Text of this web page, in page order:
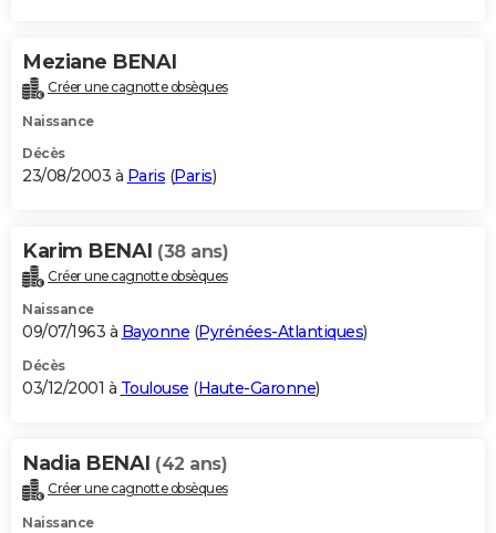
Meziane BENAI
Créer une cagnotte obsèques
Naissance
Décès
23/08/2003 à Paris (Paris)
Karim BENAI (38 ans)
Créer une cagnotte obsèques
Naissance
09/07/1963 à Bayonne (Pyrénées-Atlantiques)
Décès
03/12/2001 à Toulouse (Haute-Garonne)
Nadia BENAI (42 ans)
Créer une cagnotte obsèques
Naissance